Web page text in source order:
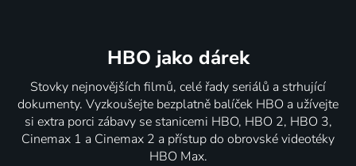
HBO jako dárek
Stovky nejnovějších filmů, celé řady seriálů a strhující
dokumenty. Vyzkoušejte bezplatně balíček HBO a užívejte
si extra porci zábavy se stanicemi HBO, HBO 2, HBO 3,
Cinemax 1 a Cinemax 2 a přístup do obrovské videotéky
HBO Max.